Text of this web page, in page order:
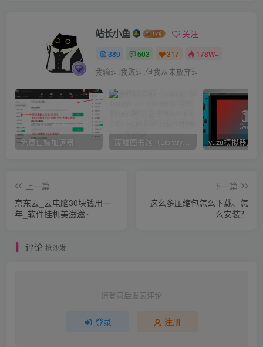
站长小鱼 关注
389 503 317 178W+
我输过,我败过,但我从未放弃过
免费白嫖加速器 废墟图书馆（Library Of Ruina）v1.1.0.6a13 官中 附yuzu模拟器 本体+1.0.3升补
上一篇
京东云_云电脑30块钱用一
年_软件挂机美滋滋~
下一篇
这么多压缩包怎么下载、怎
么安装？
评论 抢沙发
请登录后发表评论
登录 注册